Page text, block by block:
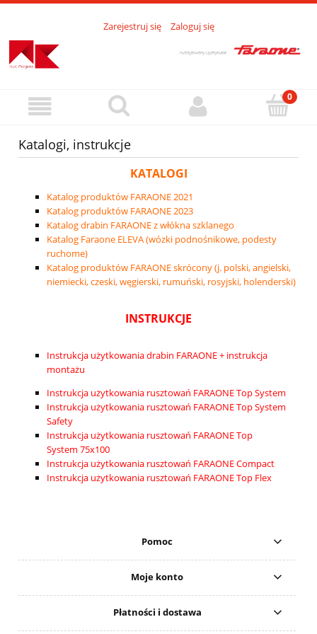
Zarejestruj się Zaloguj się
Katalogi, instrukcje
KATALOGI
Katalog produktów FARAONE 2021
Katalog produktów FARAONE 2023
Katalog drabin FARAONE z włókna szklanego
Katalog Faraone ELEVA (wózki podnośnikowe, podesty
ruchome)
Katalog produktów FARAONE skrócony (j. polski, angielski,
niemiecki, czeski, węgierski, rumuński, rosyjski, holenderski)
INSTRUKCJE
Instrukcja użytkowania drabin FARAONE + instrukcja
montażu
Instrukcja użytkowania rusztowań FARAONE Top System
Instrukcja użytkowania rusztowań FARAONE Top System
Safety
Instrukcja użytkowania rusztowań FARAONE Top
System 75x100
Instrukcja użytkowania rusztowań FARAONE Compact
Instrukcja użytkowania rusztowań FARAONE Top Flex
Pomoc
Moje konto
Płatności i dostawa